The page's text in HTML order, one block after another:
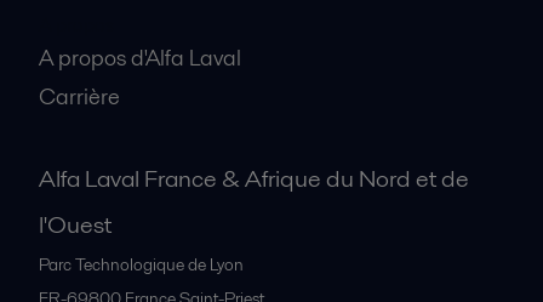
A propos d'Alfa Laval
Carrière
Alfa Laval France & Afrique du Nord et de
l'Ouest
Parc Technologique de Lyon